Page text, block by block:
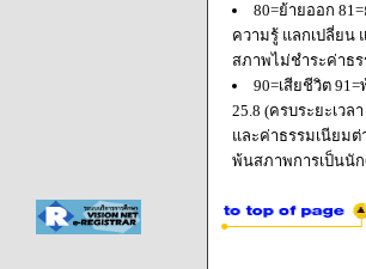
80=ย้ายออก
ความรู้ แลกเปลี่ยน
สภาพไม่ชำระค่าธ
90=เสียชีวิต
25.8 (ครบระยะเว
และค่าธรรมเนียมต่
พ้นสภาพการเป็นนั